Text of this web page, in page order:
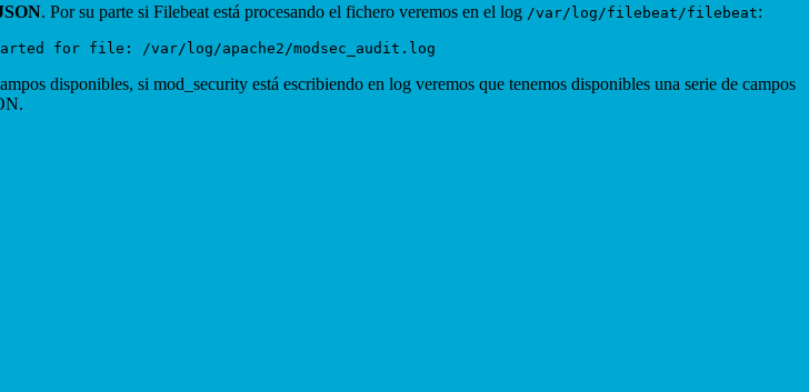
. Por su parte si Filebeat está procesando el fichero veremos en el log /var/log/filebeat/filebeat:
disponibles, si mod_security está escribiendo en log veremos que tenemos disponibles una serie de campos